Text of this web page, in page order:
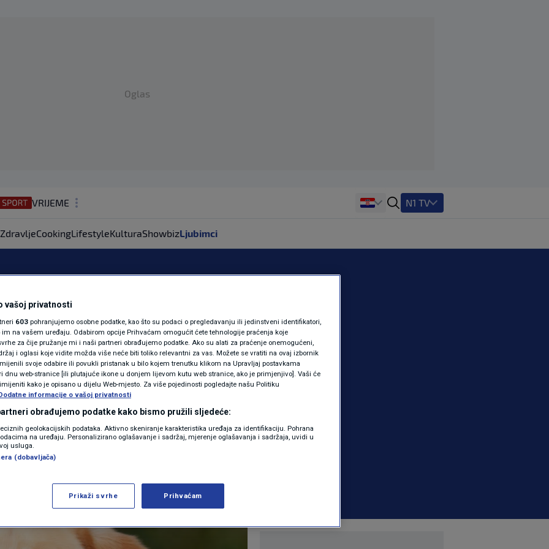
Oglas
VRIJEME
REGIJA
MAGAZIN
KOLUMNE
N1(DIS)INFO
KLIMATSKE PROMJENE
FOTO
VIDEO
N1 TV
ZdravljeCookingLifestyleKulturaShowbizLjubimci
pasa na
tvrdi da prvi na
LJUBIMCI | 1 komentar
Više
vašoj privatnosti
603 pohranjujemo osobne podatke, kao što su podaci o pregledavanju ili jedinstveni identifikatori,
na vašem uređaju. Odabirom opcije Prihvaćam omogućit ćete tehnologije praćenja koje
za čije pružanje mi i naši partneri obrađujemo podatke. Ako su alati za praćenje onemogućeni,
i oglasi koje vidite možda više neće biti toliko relevantni za vas. Možete se vratiti na ovaj izbornik
svoje odabire ili povukli pristanak u bilo kojem trenutku klikom na Upravljaj postavkama
dnu web-stranice [ili plutajuće ikone u donjem lijevom kutu web stranice, ako je primjenjivo]. Vaši će
kako je opisano u dijelu Web-mjesto. Za više pojedinosti pogledajte našu Politiku
informacije o vašoj privatnosti
obrađujemo podatke kako bismo pružili sljedeće:
geolokacijskih podataka. Aktivno skeniranje karakteristika uređaja za identifikaciju. Pohrana
na uređaju. Personalizirano oglašavanje i sadržaj, mjerenje oglašavanja i sadržaja, uvidi u
usluga.
(dobavljača)
Prikaži svrhe Prihvaćam